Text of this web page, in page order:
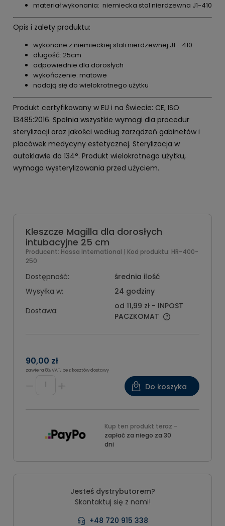
materiał wykonania: niemiecka stal nierdzewna J1-410
Opis i zalety produktu:
wykonane z niemieckiej stali nierdzewnej J1 - 410
długość: 25cm
odpowiednie dla dorosłych
wykończenie: matowe
nadają się do wielokrotnego użytku
Produkt certyfikowany w EU i na Świecie: CE, ISO
13485:2016. Spełnia wszystkie wymogi dla procedur
sterylizacji oraz jakości według zarządzeń gabinetów i
placówek medycyny estetycznej. Sterylizacja w
autoklawie do 134°. Produkt wielokrotnego użytku,
wymaga wysterylizowania przed użyciem.
Kleszcze Magilla dla dorosłych
intubacyjne 25 cm
Producent: Hossa International | Kod produktu: HR-400-
250
Dostępność:
średnia ilość
Wysyłka w:
24 godziny
Dostawa:
od 11,99 zł - INPOST
PACZKOMAT
90,00 zł
zawiera 8% VAT, bez kosztów dostawy
Do koszyka
Kup ten produkt teraz -
zapłać za niego za 30
dni
Jesteś dystrybutorem?
Skontaktuj się z nami!
+48 720 915 338